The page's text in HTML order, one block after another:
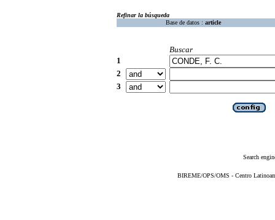
Refinar la búsqueda
Base de datos : article
Buscar
1
2
3
Search
BIREME/OPS/OMS - Centro